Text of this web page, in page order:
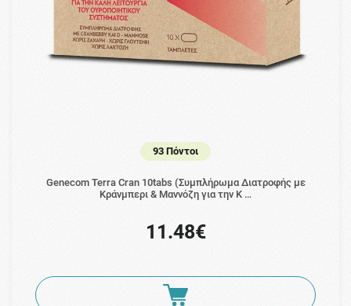
93 Πόντοι
Genecom Terra Cran 10tabs (Συμπλήρωμα Διατροφής με
Κράνμπερι & Μαννόζη για την Κ …
11.48€